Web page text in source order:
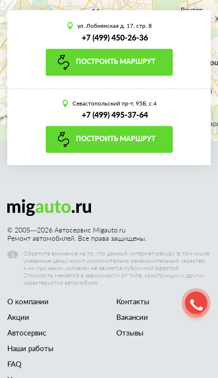
ул. Лобненская д. 17, стр. 8
+7 (499) 450-26-36
ПОСТРОИТЬ МАРШРУТ
Севастопольский пр-т, 95Б, с.4
+7 (499) 495-37-64
ПОСТРОИТЬ МАРШРУТ
© 2005—2026 Автосервис Migauto.ru
Ремонт автомобилей. Все права защищены.
Обратите внимание на то, что данный интернет-ресурс (в том числе
указанные цены) носит исключительно ознакомительный характер,
и ни при каких условиях не является публичной офертой.
Стоимость меняется в зависимости от типа, конструкции и других
характеристик автомобиля.
О компании
Акции
Автосервис
Наши работы
Контакты
Вакансии
Отзывы
FAQ